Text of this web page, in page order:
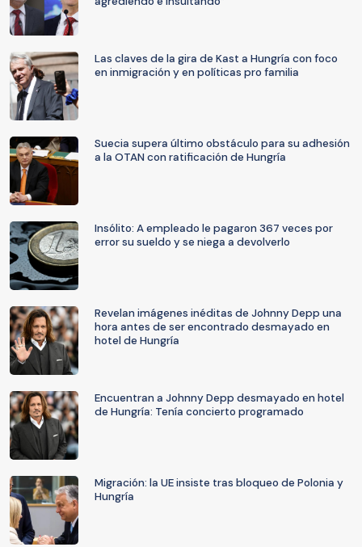
Las claves de la gira de Kast a Hungría con foco
en inmigración y en políticas pro familia
Suecia supera último obstáculo para su adhesión
a la OTAN con ratificación de Hungría
Insólito: A empleado le pagaron 367 veces por
error su sueldo y se niega a devolverlo
Revelan imágenes inéditas de Johnny Depp una
hora antes de ser encontrado desmayado en
hotel de Hungría
Encuentran a Johnny Depp desmayado en hotel
de Hungría: Tenía concierto programado
Migración: la UE insiste tras bloqueo de Polonia y
Hungría